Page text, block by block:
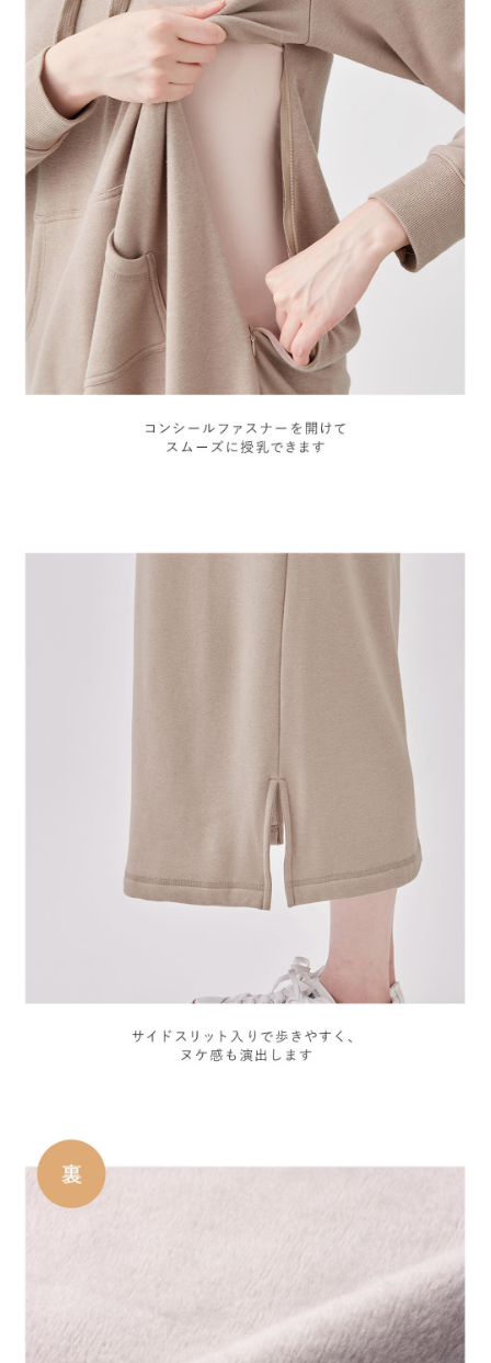
ス マタニティ・
授乳服【出産後も
¥5,990 (税込)
タニティ・授乳服
¥5,890(税込)
ティ・授乳服【出
産後も長く使え
る】
¥4,990
5
【極暖】裏シャギ
ーあったかフレア
マキシスカート
マタニティ・授乳
服【出産後も長く
使える】
¥4,990
5
【極暖】裏シャギ
ーあったかパーカ
ー【出産後も長く
¥4,490 (税込)
お気に入り商品を確認する